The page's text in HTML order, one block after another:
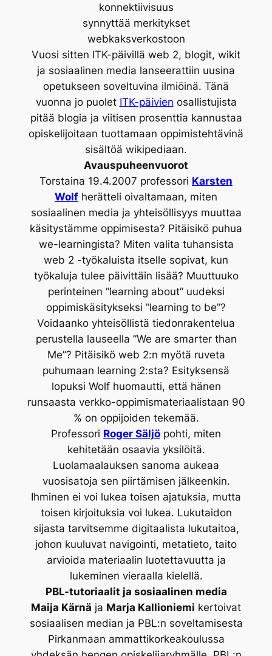
konnektiivisuus
synnyttää merkitykset
webkaksverkostoon
Vuosi sitten ITK-päivillä web 2, blogit, wikit
ja sosiaalinen media lanseerattiin uusina
opetukseen soveltuvina ilmiöinä. Tänä
vuonna jo puolet ITK-päivien osallistujista
pitää blogia ja viitisen prosenttia kannustaa
opiskelijoitaan tuottamaan oppimistehtävinä
sisältöä wikipediaan.
Avauspuheenvuorot
Torstaina 19.4.2007 professori Karsten
Wolf herätteli oivaltamaan, miten
sosiaalinen media ja yhteisöllisyys muuttaa
käsitystämme oppimisesta? Pitäisikö puhua
we-learningista? Miten valita tuhansista
web 2 -työkaluista itselle sopivat, kun
työkaluja tulee päivittäin lisää? Muuttuuko
perinteinen ”learning about” uudeksi
oppimiskäsitykseksi ”learning to be”?
Voidaanko yhteisöllistä tiedonrakentelua
perustella lauseella ”We are smarter than
Me”? Pitäisikö web 2:n myötä ruveta
puhumaan learning 2:sta? Esityksensä
lopuksi Wolf huomautti, että hänen
runsaasta verkko-oppimismateriaalistaan 90
% on oppijoiden tekemää.
Professori Roger Säljö pohti, miten
kehitetään osaavia yksilöitä.
Luolamaalauksen sanoma aukeaa
vuosisatoja sen piirtämisen jälkeenkin.
Ihminen ei voi lukea toisen ajatuksia, mutta
toisen kirjoituksia voi lukea. Lukutaidon
sijasta tarvitsemme digitaalista lukutaitoa,
johon kuuluvat navigointi, metatieto, taito
arvioida materiaalin luotettavuutta ja
lukeminen vieraalla kielellä.
PBL-tutoriaalit ja sosiaalinen media
Maija Kärnä ja Marja Kallioniemi kertoivat
sosiaalisen median ja PBL:n soveltamisesta
Pirkanmaan ammattikorkeakoulussa